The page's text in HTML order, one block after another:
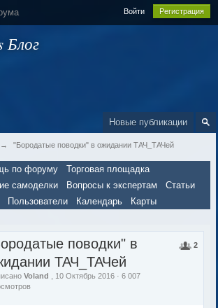
Войти Регистрация
Блог
Новые публикации
→ "Бородатые поводки" в ожидании ТАЧ_ТАЧей
по форуму
Торговая площадка
самоделки
Вопросы к экспертам
Статьи
Пользователи Календарь Карты
2
поводки" в
ТАЧ_ТАЧей
Voland
, 10 Октябрь 2016 · 6 007